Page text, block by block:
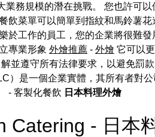
務規模的潛在挑戰。 您也許可
飲菜單可以簡單到指紋和馬鈴薯
於工作的員工，您的企業將很難
專業形象 外燴推薦 - 外燴 它可以
並遵守所有法律要求，以避免罰
）是一個企業實體，其所有者對
- 客製化餐飲 日本料理外燴
Catering - 日本